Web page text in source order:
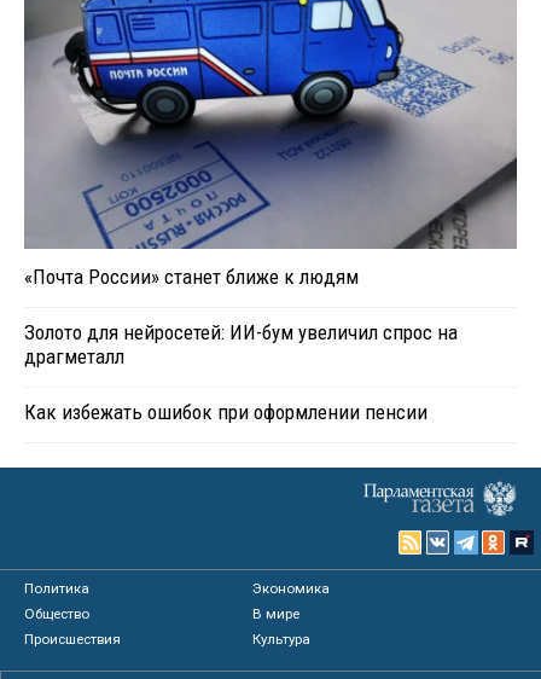
«Почта России» станет ближе к людям
Золото для нейросетей: ИИ-бум увеличил спрос на
драгметалл
Как избежать ошибок при оформлении пенсии
Политика
Экономика
Общество
В мире
Происшествия
Культура